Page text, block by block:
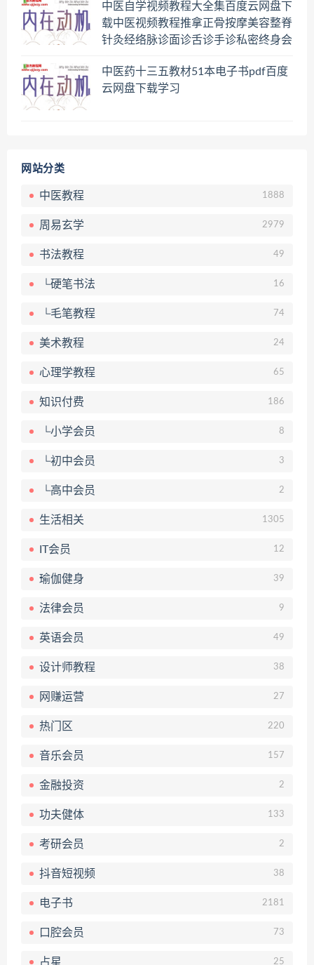
中医自学视频教程大全集百度云网盘下
载中医视频教程推拿正骨按摩美容整脊
针灸经络脉诊面诊舌诊手诊私密终身会
中医药十三五教材51本电子书pdf百度
云网盘下载学习
网站分类
中医教程 1888
周易玄学 2979
书法教程 49
└硬笔书法 16
└毛笔教程 74
美术教程 24
心理学教程 65
知识付费 186
└小学会员 8
└初中会员 3
└高中会员 2
生活相关 1305
IT会员 12
瑜伽健身 39
法律会员 9
英语会员 49
设计师教程 38
网赚运营 27
热门区 220
音乐会员 157
金融投资 2
功夫健体 133
考研会员 2
抖音短视频 38
电子书 2181
口腔会员 73
占星 25